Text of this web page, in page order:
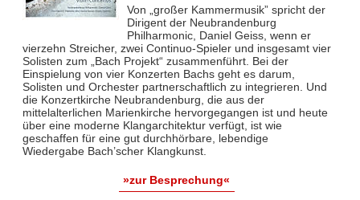
Von „großer Kammermusik” spricht der
Dirigent der Neubrandenburg
Philharmonic, Daniel Geiss, wenn er
vierzehn Streicher, zwei Continuo-Spieler und insgesamt vier
Solisten zum „Bach Projekt“ zusammenführt. Bei der
Einspielung von vier Konzerten Bachs geht es darum,
Solisten und Orchester partnerschaftlich zu integrieren. Und
die Konzertkirche Neubrandenburg, die aus der
mittelalterlichen Marienkirche hervorgegangen ist und heute
über eine moderne Klangarchitektur verfügt, ist wie
geschaffen für eine gut durchhörbare, lebendige
Wiedergabe Bach’scher Klangkunst.
»zur Besprechung«